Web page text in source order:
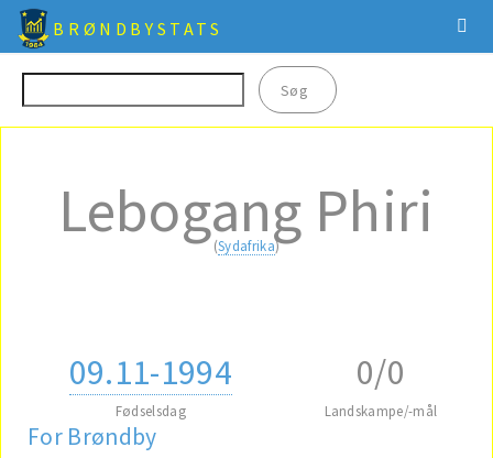
BRØNDBYSTATS
Lebogang Phiri
(Sydafrika)
09.11-1994
Fødselsdag
0/0
Landskampe/-mål
For Brøndby